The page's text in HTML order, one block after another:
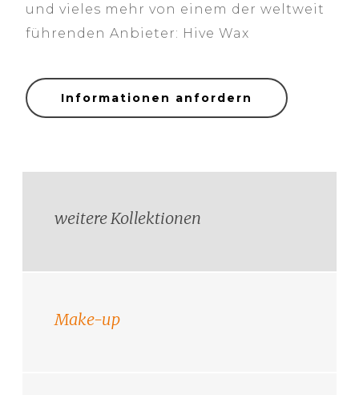
und vieles mehr von einem der weltweit
führenden Anbieter: Hive Wax
Informationen anfordern
weitere Kollektionen
Make-up